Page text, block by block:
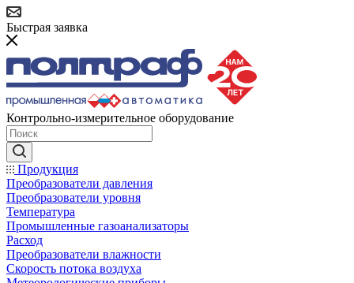
Быстрая заявка
Контрольно-измерительное оборудование
Продукция
Преобразователи давления
Преобразователи уровня
Температура
Промышленные газоанализаторы
Расход
Преобразователи влажности
Скорость потока воздуха